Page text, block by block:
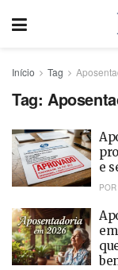
Início Tag
Tag:
e
POR